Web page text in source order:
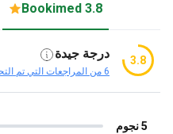
3.8 Bookimed
3.8 درجة جيدة
6 من المراجعات التي تم التحقق منها من قبل المريض
5 نجوم